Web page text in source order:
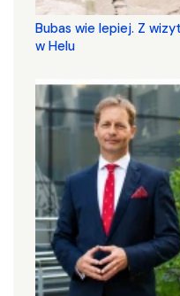
Bubas wie lepiej. Z
w Helu